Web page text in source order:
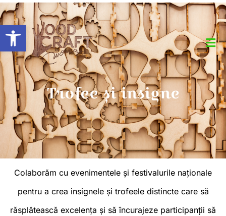
Open toolbar
Trofee și insigne
Colaborăm cu evenimentele și festivalurile naționale
pentru a crea insignele și trofeele distincte care să
răsplătească excelența și să încurajeze participanții să